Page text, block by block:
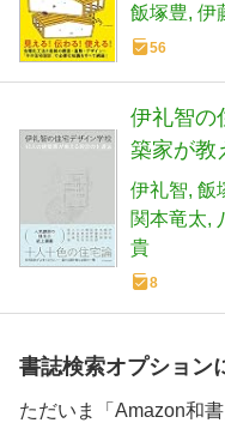
飯塚豊 伊
56
伊礼智
築家が教
伊礼智 飯
関本竜太
貴
8
書誌検索オプション
ただいま「Amazon和